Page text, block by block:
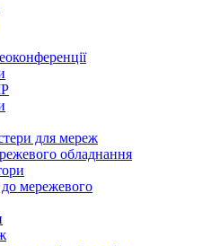
для мереж
обладнання
мережевого